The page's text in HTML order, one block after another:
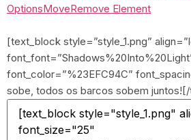
OptionsMoveRemove Element
[text_block style=”style_1.png”
font_color=”%23EFC94C”
sobe, todos os barcos sobem